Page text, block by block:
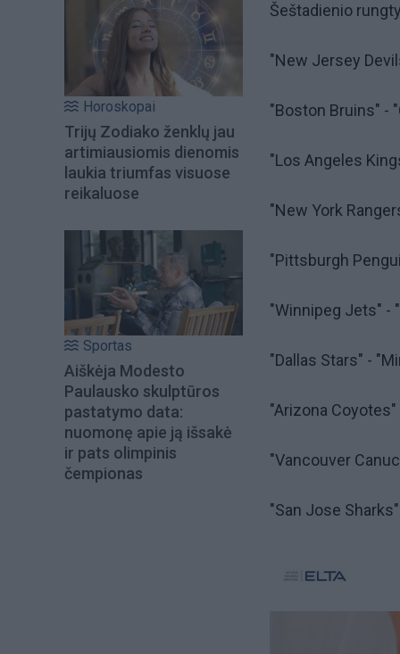
Horoskopai
Trijų Zodiako ženklų jau
artimiausiomis dienomis
laukia triumfas visuose
reikaluose
Sportas
Aiškėja Modesto
Paulausko skulptūros
pastatymo data:
nuomonę apie ją išsakė
ir pats olimpinis
čempionas
Šeštadienio
"New Jersey
"Boston Bruins" -
"Los Angeles
"New York
"Pittsburgh
"Winnipeg Jets" -
"Dallas Stars" -
"Arizona
"Vancouver
"San Jose